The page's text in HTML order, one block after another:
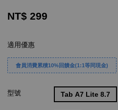
NT$ 299
適用優惠
會員消費累積10%回饋金(1:1等同現金)
型號 Tab A7 Lite 8.7